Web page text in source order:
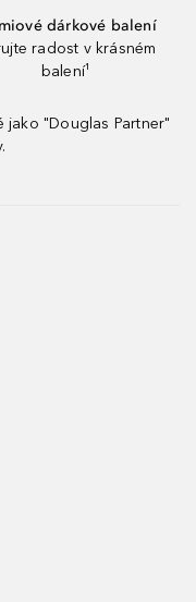
dárkové balení
radost v krásném
balení¹
jako "Douglas Partner"